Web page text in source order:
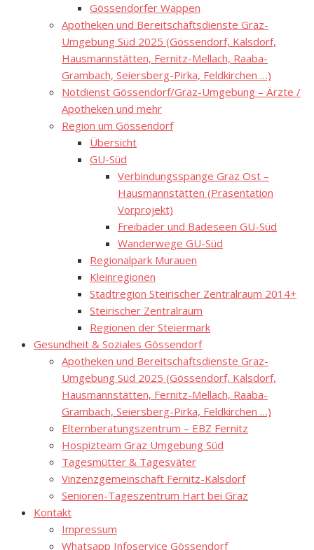
Gössendorfer Wappen
Apotheken und Bereitschaftsdienste Graz-
Umgebung Süd 2025 (Gössendorf, Kalsdorf,
Hausmannstätten, Fernitz-Mellach, Raaba-
Grambach, Seiersberg-Pirka, Feldkirchen …)
Notdienst Gössendorf/Graz-Umgebung – Ärzte /
Apotheken und mehr
Region um Gössendorf
Übersicht
GU-Süd
Verbindungsspange Graz Ost –
Hausmannstätten (Präsentation
Vorprojekt)
Freibäder und Badeseen GU-Süd
Wanderwege GU-Süd
Regionalpark Murauen
Kleinregionen
Stadtregion Steirischer Zentralraum 2014+
Steirischer Zentralraum
Regionen der Steiermark
Gesundheit & Soziales Gössendorf
Apotheken und Bereitschaftsdienste Graz-
Umgebung Süd 2025 (Gössendorf, Kalsdorf,
Hausmannstätten, Fernitz-Mellach, Raaba-
Grambach, Seiersberg-Pirka, Feldkirchen …)
Elternberatungszentrum – EBZ Fernitz
Hospizteam Graz Umgebung Süd
Tagesmütter & Tagesväter
Vinzenzgemeinschaft Fernitz-Kalsdorf
Senioren-Tageszentrum Hart bei Graz
Kontakt
Impressum
Whatsapp Infoservice Gössendorf